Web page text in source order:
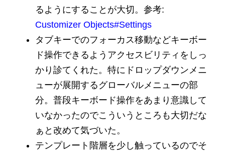
るようにすることが大切。参考:
Customizer Objects#Settings
タブキーでのフォーカス移動などキーボー
ド操作できるようアクセスビリティをしっ
かり診てくれた。特にドロップダウンメニ
ューが展開するグローバルメニューの部
分。普段キーボード操作をあまり意識して
いなかったのでこういうところも大切だな
ぁと改めて気づいた。
テンプレート階層を少し触っているのでそ